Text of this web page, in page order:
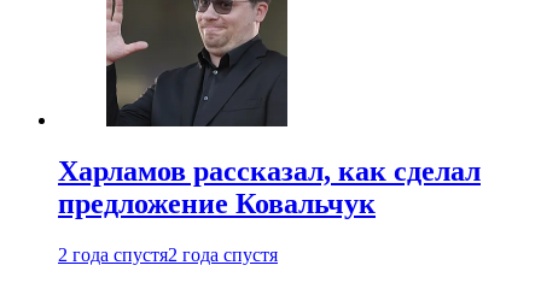
Харламов рассказал, как сделал
предложение Ковальчук
2 года спустя2 года спустя